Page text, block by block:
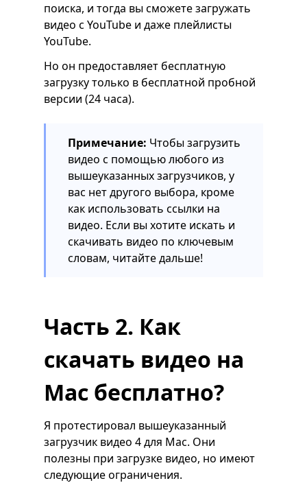
поиска, и тогда вы сможете загружать
видео с YouTube и даже плейлисты
YouTube.
Но он предоставляет бесплатную
загрузку только в бесплатной пробной
версии (24 часа).
Примечание: Чтобы загрузить
видео с помощью любого из
вышеуказанных загрузчиков, у
вас нет другого выбора, кроме
как использовать ссылки на
видео. Если вы хотите искать и
скачивать видео по ключевым
словам, читайте дальше!
Часть 2. Как
скачать видео на
Mac бесплатно?
Я протестировал вышеуказанный
загрузчик видео 4 для Mac. Они
полезны при загрузке видео, но имеют
следующие ограничения.